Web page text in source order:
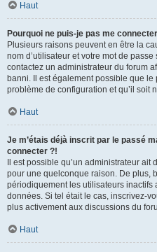
Haut
Pourquoi ne puis-je pas me
Plusieurs raisons peuvent en être la
nom d’utilisateur et votre mot de
contactez un administrateur du forum
banni. Il est également possible que
problème de configuration et qu’il soit
Haut
Je m’étais déjà inscrit par le passé
connecter ?!
Il est possible qu’un administrateur
pour une quelconque raison. De plus,
périodiquement les utilisateurs
données. Si tel était le cas, inscrivez-
plus activement aux discussions du
Haut